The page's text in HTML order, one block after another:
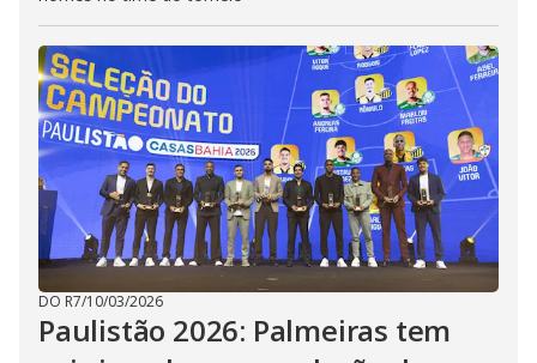
DO R7/10/03/2026
Paulistão 2026: Palmeiras tem